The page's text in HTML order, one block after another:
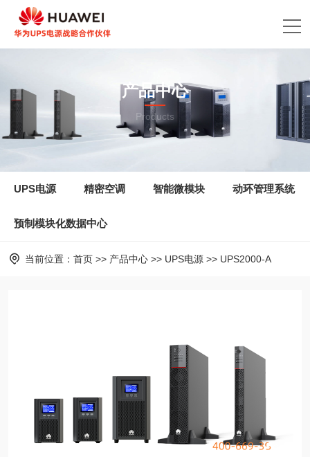
产品中心
Products
UPS电源 精密空调 智能微模块 动环管理系统
预制模块化数据中心
当前位置： 首页 >> 产品中心 >> UPS电源 >> UPS2000-A